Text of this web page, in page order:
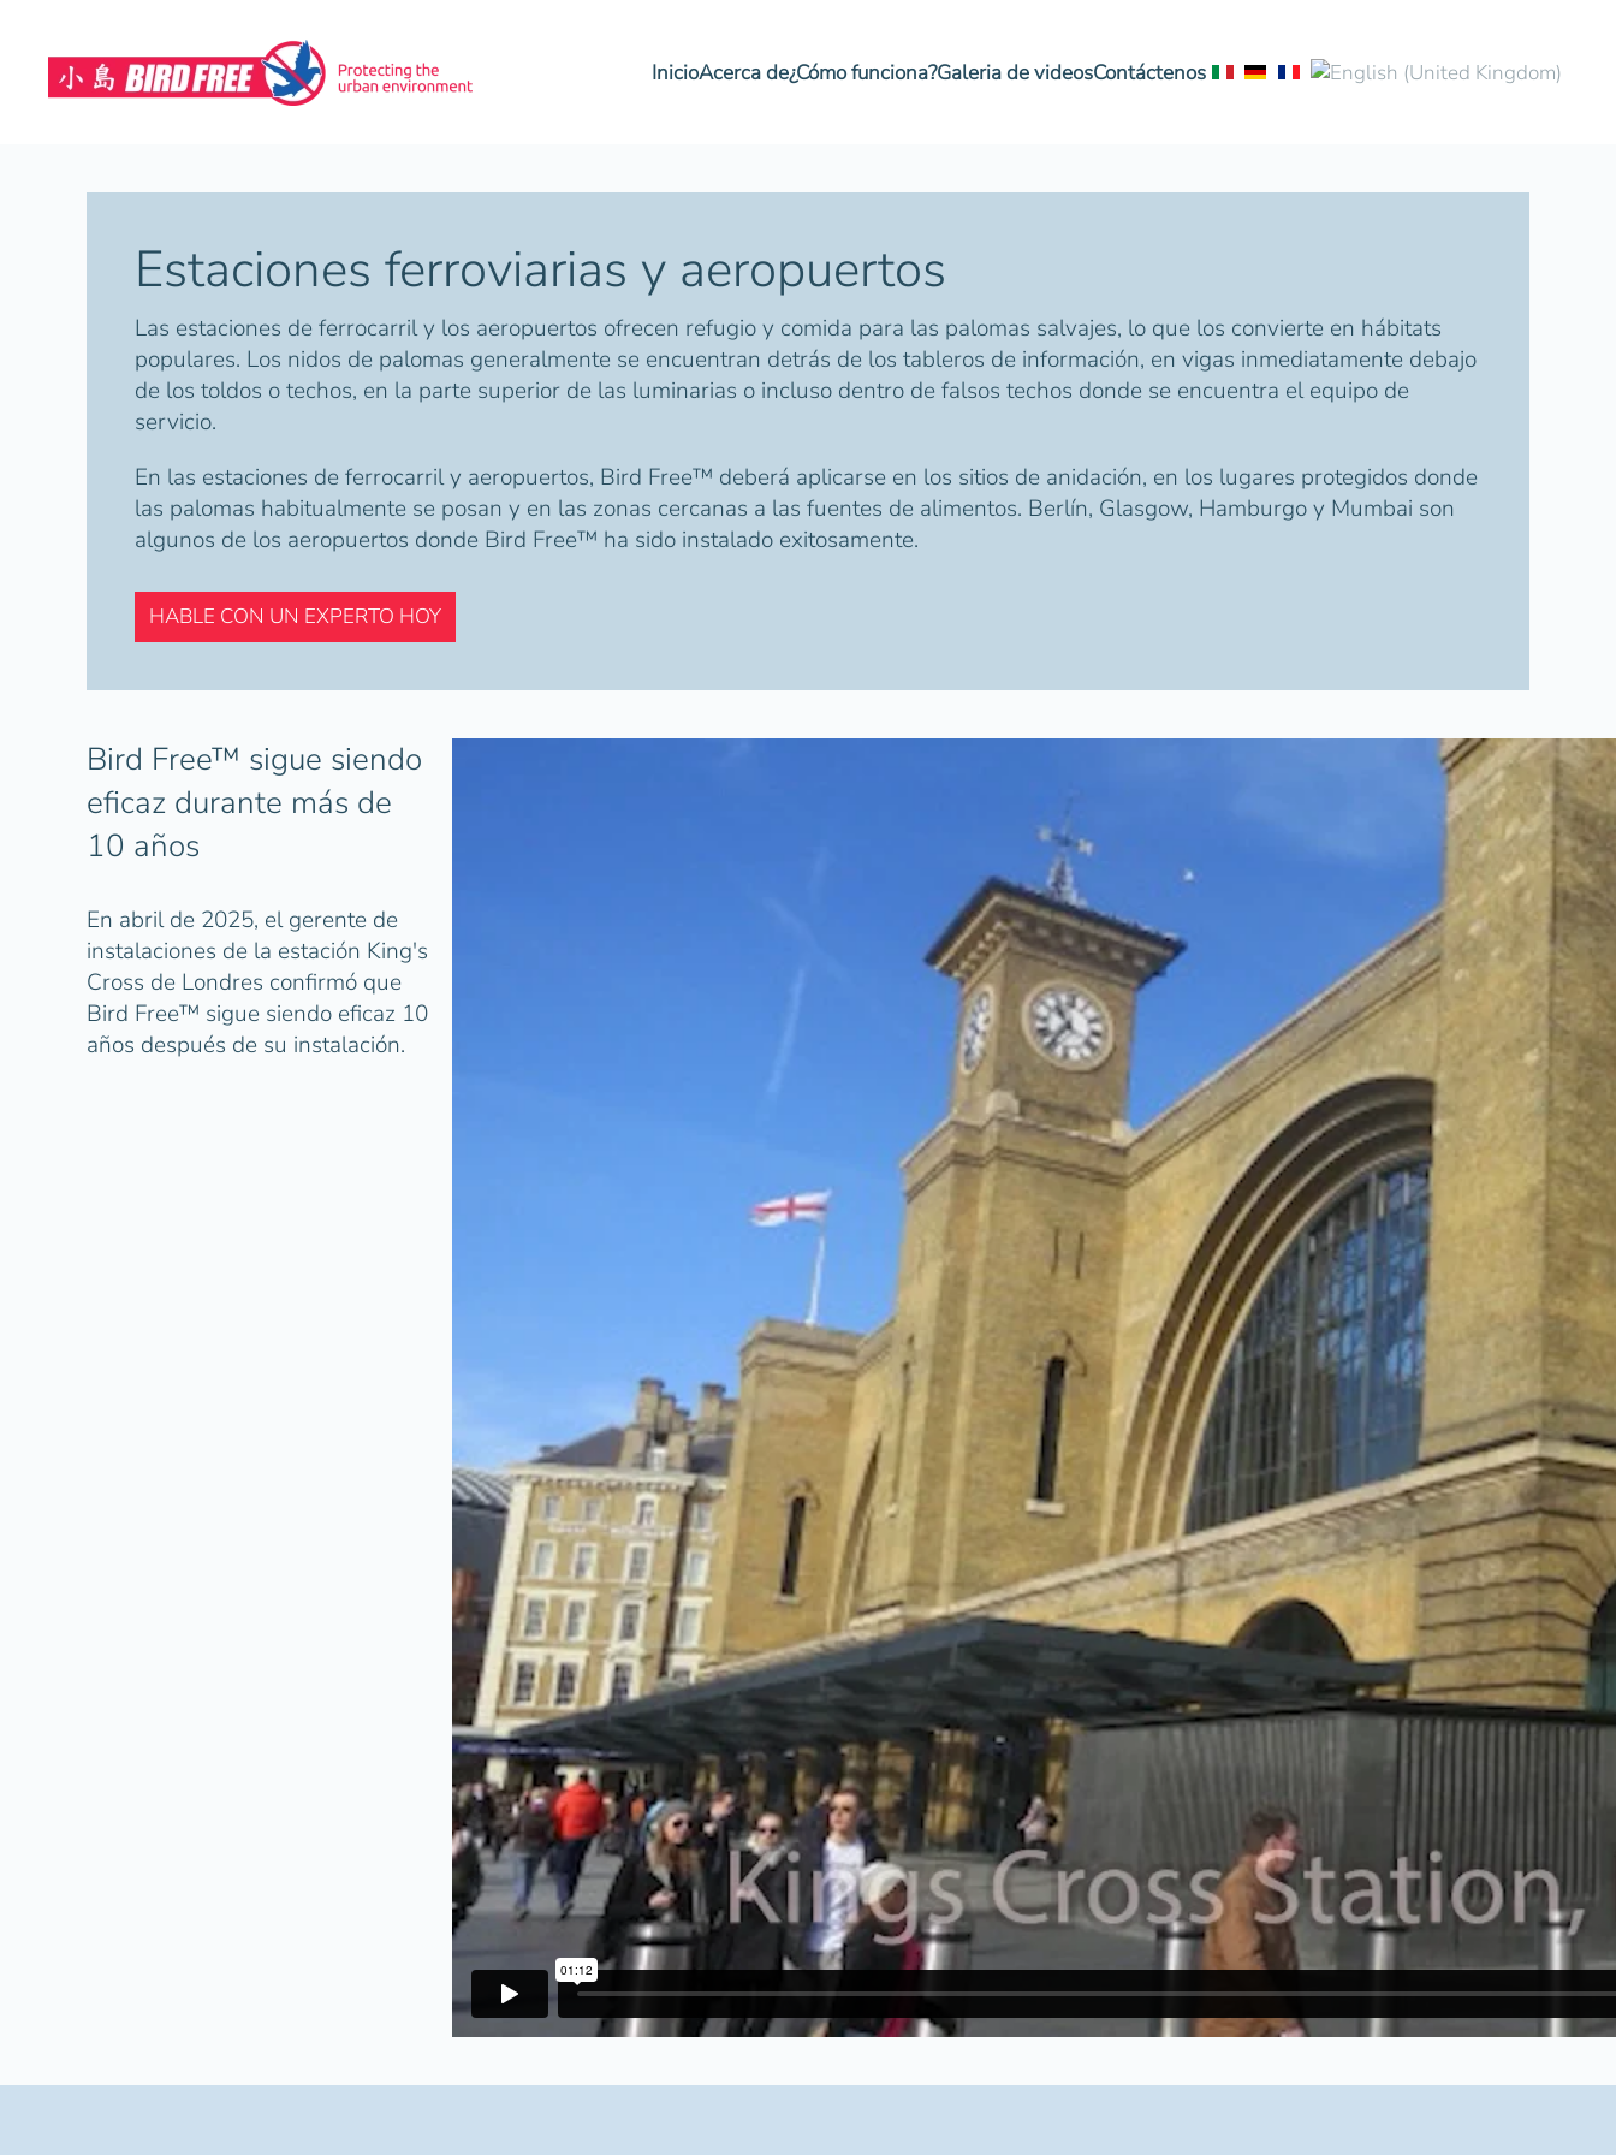
Skip to main content InicioAcerca de¿Cómo funciona?Galeria de videosContáctenos
Estaciones ferroviarias y aeropuertos
Las estaciones de ferrocarril y los aeropuertos ofrecen refugio y comida para las palomas salvajes, lo que los convierte en hábitats
populares. Los nidos de palomas generalmente se encuentran detrás de los tableros de información, en vigas inmediatamente debajo
de los toldos o techos, en la parte superior de las luminarias o incluso dentro de falsos techos donde se encuentra el equipo de
servicio.
En las estaciones de ferrocarril y aeropuertos, Bird Free™ deberá aplicarse en los sitios de anidación, en los lugares protegidos donde
las palomas habitualmente se posan y en las zonas cercanas a las fuentes de alimentos. Berlín, Glasgow, Hamburgo y Mumbai son
algunos de los aeropuertos donde Bird Free™ ha sido instalado exitosamente.
HABLE CON UN EXPERTO HOY
Bird Free™ sigue siendo
eficaz durante más de
10 años
En abril de 2025, el gerente de
instalaciones de la estación King's
Cross de Londres confirmó que
Bird Free™ sigue siendo eficaz 10
años después de su instalación.